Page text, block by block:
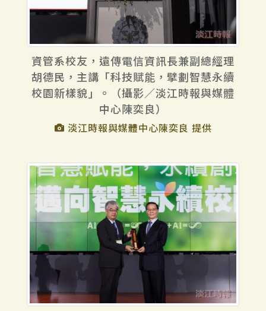
資管系校友，遠傳電信資訊長兼副總經理
胡德民，主講「科技賦能，擘劃智慧永續
校園新樣貌」。（攝影／淡江時報與媒體
中心陳奕良）
淡江時報與媒體中心陳奕良 提供